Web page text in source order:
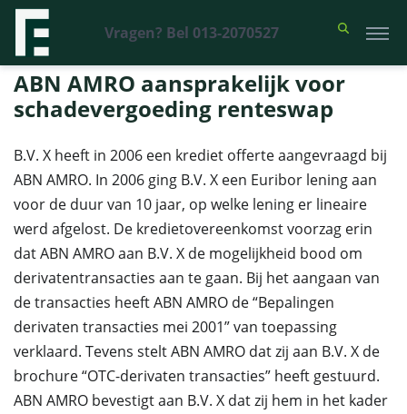
Vragen? Bel 013-2070527
Financieel Recht Advocaten >Uitspraken>ABN AMRO aansprakelijk
voor schadevergoeding renteswap
ABN AMRO aansprakelijk voor
schadevergoeding renteswap
B.V. X heeft in 2006 een krediet offerte aangevraagd bij
ABN AMRO. In 2006 ging B.V. X een Euribor lening aan
voor de duur van 10 jaar, op welke lening er lineaire
werd afgelost. De kredietovereenkomst voorzag erin
dat ABN AMRO aan B.V. X de mogelijkheid bood om
derivatentransacties aan te gaan. Bij het aangaan van
de transacties heeft ABN AMRO de “Bepalingen
derivaten transacties mei 2001” van toepassing
verklaard. Tevens stelt ABN AMRO dat zij aan B.V. X de
brochure “OTC-derivaten transacties” heeft gestuurd.
ABN AMRO bevestigt aan B.V. X dat zij hem in het kader